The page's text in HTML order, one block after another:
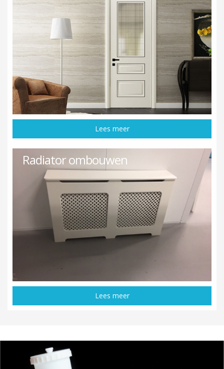
Lees meer
Radiator ombouwen
Lees meer